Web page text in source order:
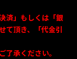
済」もしくは「銀
て頂き、「代金引
承ください。